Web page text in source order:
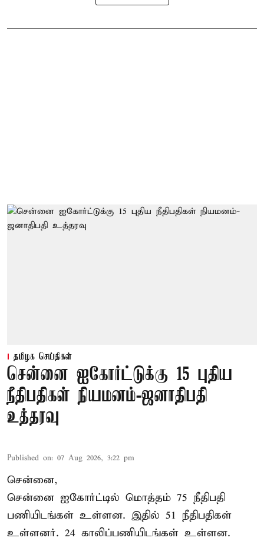
தமிழக செய்திகள்
சென்னை ஐகோர்ட்டுக்கு 15 புதிய
நீதிபதிகள் நியமனம்-ஜனாதிபதி
உத்தரவு
Published on: 07 Aug 2026, 3:22 pm
சென்னை,
சென்னை ஐகோர்ட்டில் மொத்தம் 75 நீதிபதி
பணியிடங்கள் உள்ளன. இதில் 51 நீதிபதிகள்
உள்ளனர். 24 காலிப்பணியிடங்கள் உள்ளன.